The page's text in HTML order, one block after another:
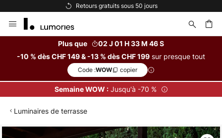
Retours gratuits sous 50 jours
Allez
au
Plus que
02 J 01 H 33 M 46 S
-10 % dès CHF 149 & -13 % dès CHF 199 sur presque tout
Code :WOW copier
Semaine WOW :Jusqu'à -70 %
Luminaires de terrasse
Skip